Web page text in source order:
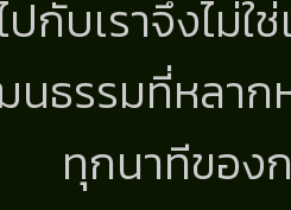
กับเราจึงไม่
นธรรมที่หลา
ทุกนาทีขอ